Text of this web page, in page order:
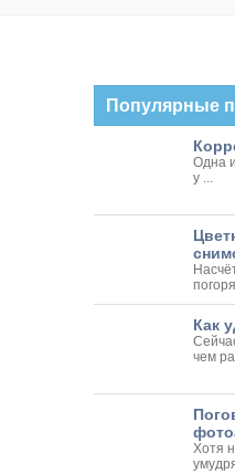
Популярные
Одна
у ...
Как
чем
Хотя